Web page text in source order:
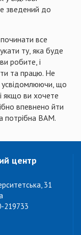
зведений до
все
ту, яка буде
робите, і
та працю. Не
що
якщо ви хочете
впевнено йти
потрібна ВАМ.
центр
31
219733